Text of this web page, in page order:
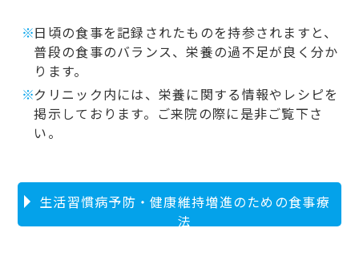
日頃の食事を記録されたものを持参されますと、
普段の食事のバランス、栄養の過不足が良く分か
ります。
クリニック内には、栄養に関する情報やレシピを
掲示しております。ご来院の際に是非ご覧下さ
い。
生活習慣病予防・健康維持増進のための食事療
法